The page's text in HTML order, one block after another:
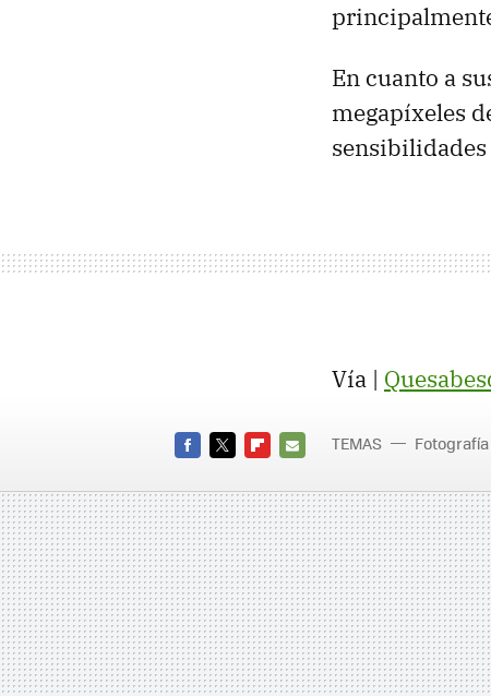
En cuanto a
megapíxeles
sensibilidades
Vía |
MAIL
TEMAS